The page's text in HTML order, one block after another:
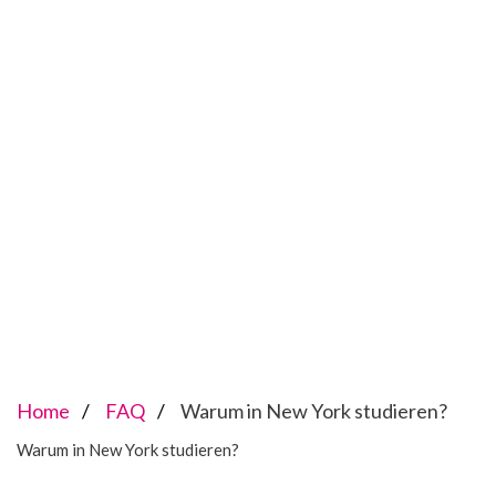
Home FAQ Warum in New York studieren?
Warum in New York studieren?